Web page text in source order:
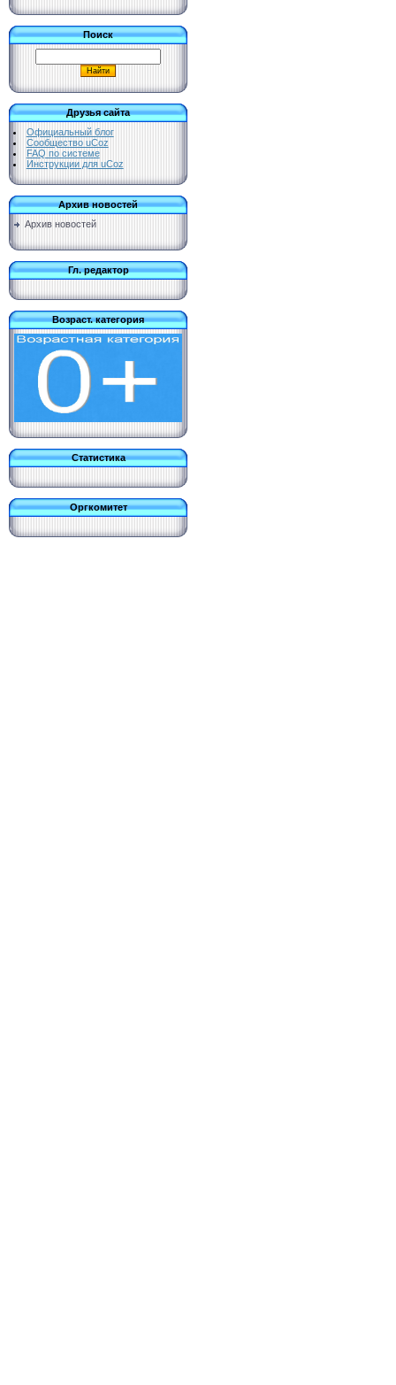
Поиск
Друзья сайта
Официальный блог
Сообщество uCoz
FAQ по системе
Инструкции для uCoz
Архив новостей
Архив новостей
Гл. редактор
Возраст. категория
Статистика
Оргкомитет